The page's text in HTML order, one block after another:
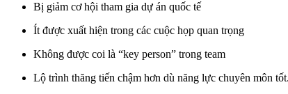
Bị giảm cơ hội tham gia dự án quốc tế
Ít được xuất hiện trong các cuộc họp quan trọng
Không được coi là “key person” trong team
Lộ trình thăng tiến chậm hơn dù năng lực chuyên môn tốt.